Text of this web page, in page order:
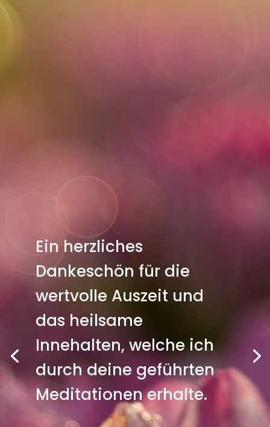
Ein herzliches
Dankeschön für die
wertvolle Auszeit und
das heilsame
Innehalten, welche ich
durch deine geführten
Meditationen erhalte.